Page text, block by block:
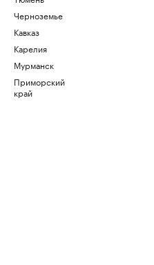
Черноземье
Кавказ
Карелия
Мурманск
Приморский
край